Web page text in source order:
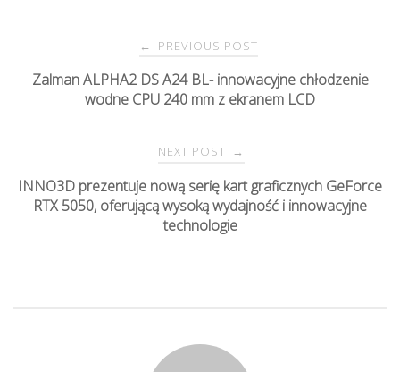
← PREVIOUS POST
Zalman ALPHA2 DS A24 BL- innowacyjne chłodzenie
wodne CPU 240 mm z ekranem LCD
NEXT POST →
INNO3D prezentuje nową serię kart graficznych GeForce
RTX 5050, oferującą wysoką wydajność i innowacyjne
technologie